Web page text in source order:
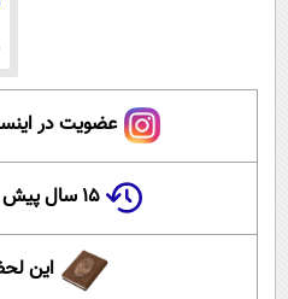
عضویت در
۱۵ سال پیش در چنین روزی
این